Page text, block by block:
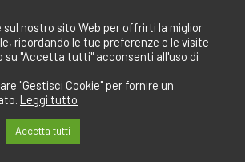
sul nostro sito Web per offrirti la miglior
ricordando le tue preferenze e le visite
su "Accetta tutti" acconsenti all'uso di
"Gestisci Cookie" per fornire un
Leggi tutto
Accetta tutti